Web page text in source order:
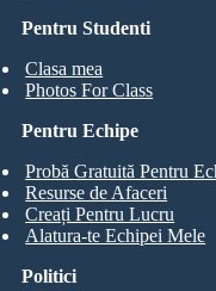
Pentru Studenti
Clasa mea
Photos For Class
Pentru Echipe
Probă Gratuită Pentru
Resurse de Afaceri
Creați Pentru Lucru
Alatura-te Echipei Mele
Politici